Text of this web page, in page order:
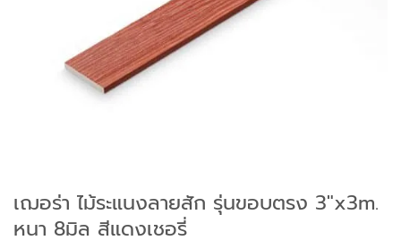
เฌอร่า ไม้ระแนงลายสัก รุ่นขอบตรง 3″x3m.
หนา 8มิล สีแดงเชอรี่